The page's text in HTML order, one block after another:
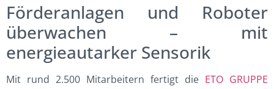
Förderanlagen und Roboter
überwachen – mit
energieautarker Sensorik
Mit rund 2.500 Mitarbeitern fertigt die ETO GRUPPE